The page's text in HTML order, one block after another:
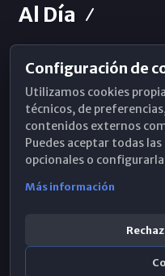
Al Día
Horarios de Misa
Hemeroteca
WhatsApp
Configuración de
Utilizamos cookies
técnicos, de
contenidos externos
Puedes aceptar todas
opcionales o
Más información